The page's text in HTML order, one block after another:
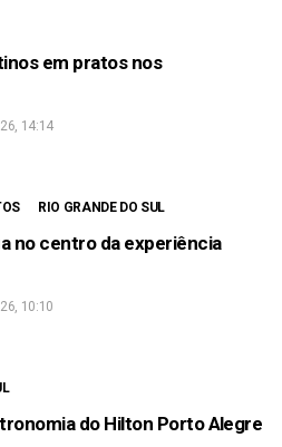
em pratos nos
14:14
RIO GRANDE DO SUL
no centro da experiência
10:10
do Hilton Porto Alegre